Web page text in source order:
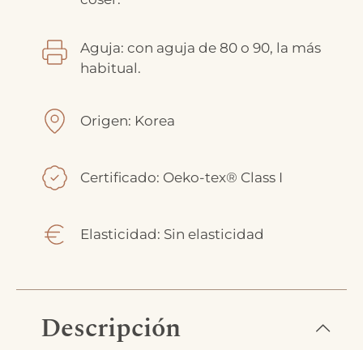
Aguja: con aguja de 80 o 90, la más
habitual.
Origen: Korea
Certificado: Oeko-tex® Class I
Elasticidad: Sin elasticidad
Descripción